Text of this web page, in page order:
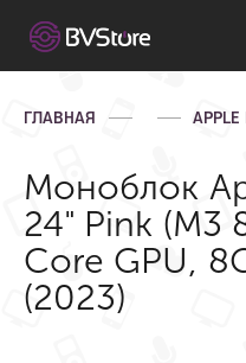
ГЛАВНАЯ
Моноблок
24" Pink (M3
Core GPU,
(2023)